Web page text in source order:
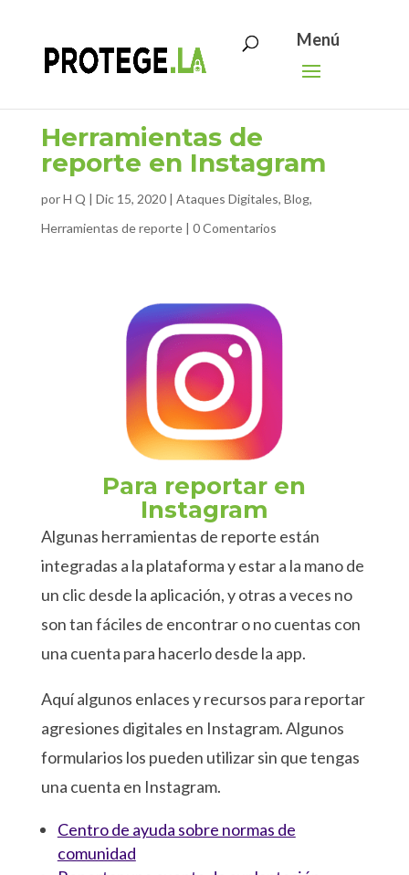
content
Herramientas de
reporte en Instagram
porH Q | Dic 15, 2020| Ataques Digitales, Blog,
Herramientas de reporte| 0 Comentarios
Para reportar en
Instagram
Algunas herramientas de reporte están
integradas a la plataforma y estar a la mano de
un clic desde la aplicación, y otras a veces no
son tan fáciles de encontrar o no cuentas con
una cuenta para hacerlo desde la app.
Aquí algunos enlaces y recursos para reportar
agresiones digitales en Instagram. Algunos
formularios los pueden utilizar sin que tengas
una cuenta en Instagram.
Centro de ayuda sobre normas de
comunidad